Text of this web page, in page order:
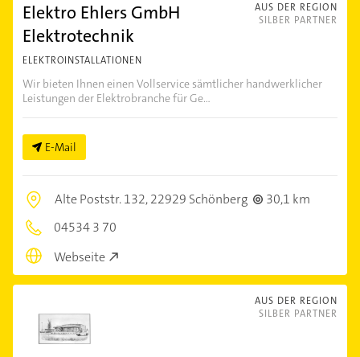
AUS DER REGION
SILBER PARTNER
Elektro Ehlers GmbH
Elektrotechnik
ELEKTROINSTALLATIONEN
Wir bieten Ihnen einen Vollservice sämtlicher handwerklicher
Leistungen der Elektrobranche für Ge...
E-Mail
Alte Poststr. 132,22929 Schönberg
30,1 km
04534 3 70
Webseite
AUS DER REGION
SILBER PARTNER